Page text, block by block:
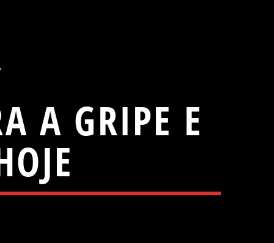
A GRIPE E